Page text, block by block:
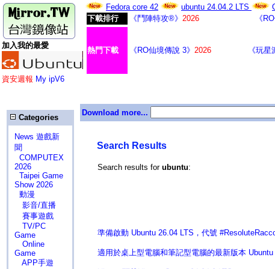
加入我的最愛
資安週報 My ipV6
Fedora core 42 ubuntu 24.04.2 LTS
下載排行
《鬥陣特攻®》 2026 《
熱門下載 《RO仙境傳說 3》 2026 《玩星
Categories
News 遊戲新
聞
COMPUTEX
2026
Taipei Game
Show 2026
動漫
影音/直播
賽事遊戲
TV/PC
Game
Online
Game
APP手遊
Download more...
Search Results
Search results for ubuntu:
準備啟動 Ubuntu 26.04 LTS，代號
適用於桌上型電腦和筆記型電腦的最新版本